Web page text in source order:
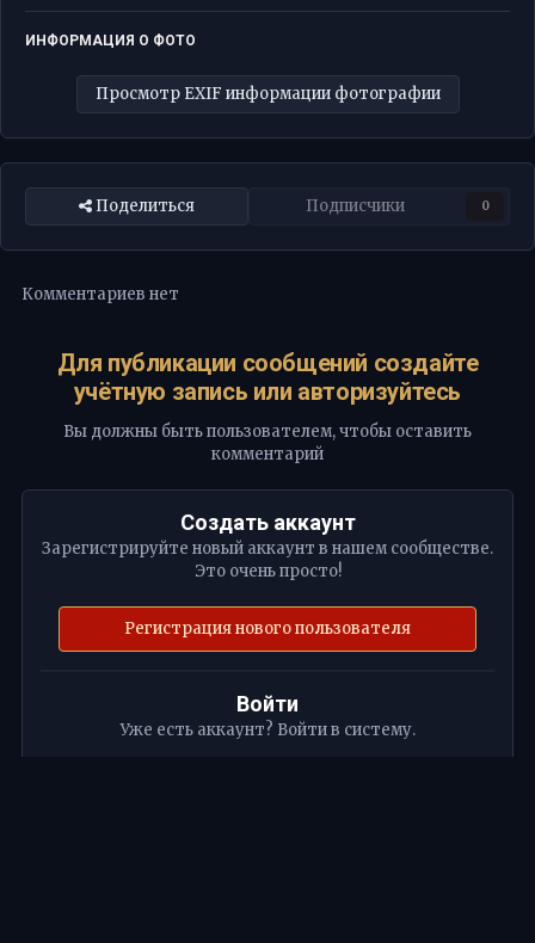
ИНФОРМАЦИЯ О ФОТО
Просмотр EXIF информации фотографии
Поделиться Подписчики 0
Комментариев нет
Для публикации сообщений создайте
учётную запись или авторизуйтесь
Вы должны быть пользователем, чтобы оставить
комментарий
Создать аккаунт
Зарегистрируйте новый аккаунт в нашем сообществе.
Это очень просто!
Регистрация нового пользователя
Войти
Уже есть аккаунт? Войти в систему.